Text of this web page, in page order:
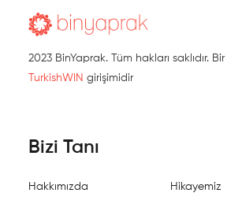
2023 BinYaprak. Tüm hakları saklıdır. Bir
TurkishWIN girişimidir
Bizi Tanı
Hakkımızda Hikayemiz